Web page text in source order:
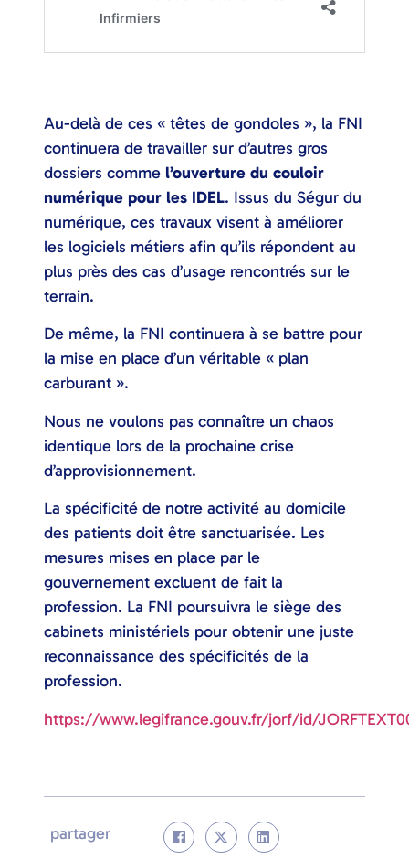
Au-delà de ces « têtes de gondoles », la FNI
continuera de travailler sur d’autres gros
dossiers comme l’ouverture du couloir
numérique pour les IDEL. Issus du Ségur du
numérique, ces travaux visent à améliorer
les logiciels métiers afin qu’ils répondent au
plus près des cas d’usage rencontrés sur le
terrain.
De même, la FNI continuera à se battre pour
la mise en place d’un véritable « plan
carburant ».
Nous ne voulons pas connaître un chaos
identique lors de la prochaine crise
d’approvisionnement.
La spécificité de notre activité au domicile
des patients doit être sanctuarisée. Les
mesures mises en place par le
gouvernement excluent de fait la
profession. La FNI poursuivra le siège des
cabinets ministériels pour obtenir une juste
reconnaissance des spécificités de la
profession.
https://www.legifrance.gouv.fr/jorf/id/
partager